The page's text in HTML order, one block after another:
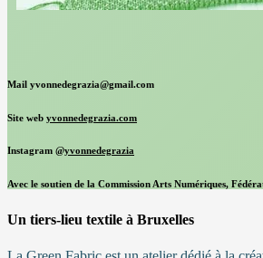
Mail yvonnedegrazia@gmail.com
Site web yvonnedegrazia.com
Instagram @yvonnedegrazia
Avec le soutien de la Commission Arts Numériques,
Un tiers-lieu textile à Bruxelles